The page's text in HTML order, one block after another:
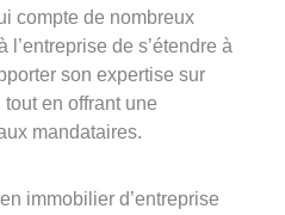
compte de nombreux
de s’étendre à
son expertise sur
en offrant une
mandataires.
immobilier d’entreprise